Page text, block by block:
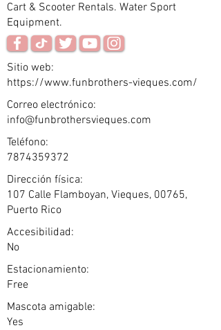
Cart & Scooter Rentals. Water Sport
Equipment.
Sitio web:
https://www.funbrothers-vieques.com/
Correo electrónico:
info@funbrothersvieques.com
Teléfono:
7874359372
Dirección física:
107 Calle Flamboyan, Vieques, 00765,
Puerto Rico
Accesibilidad:
No
Estacionamiento:
Free
Mascota amigable:
Yes